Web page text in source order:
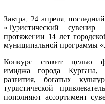
Завтра, 24 апреля,
«Туристический
протяжении 14 лет
муниципальной программы
Конкурс ставит целью
имиджа города Кургана,
развития, богатых
туристической
пополняют ассортимент